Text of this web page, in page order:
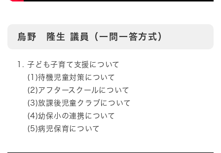
烏野 隆生 議員（一問一答方式）
子ども子育て支援について
(1)待機児童対策について
(2)アフタースクールについて
(3)放課後児童クラブについて
(4)幼保小の連携について
(5)病児保育について